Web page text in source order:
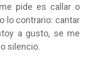
pide es callar o
lo contrario: cantar
a gusto, se me
silencio.